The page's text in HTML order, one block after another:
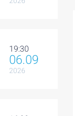
19:30
06.09
2026